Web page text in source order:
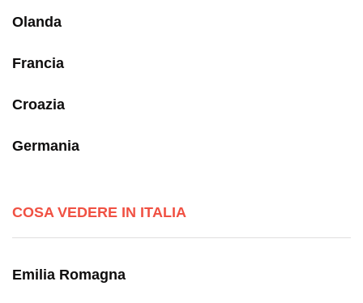
Olanda
Francia
Croazia
Germania
COSA VEDERE IN ITALIA
Emilia Romagna